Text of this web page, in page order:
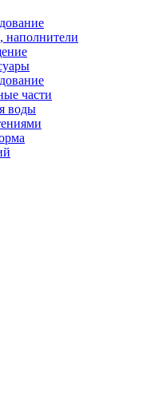
наполнители
части
воды